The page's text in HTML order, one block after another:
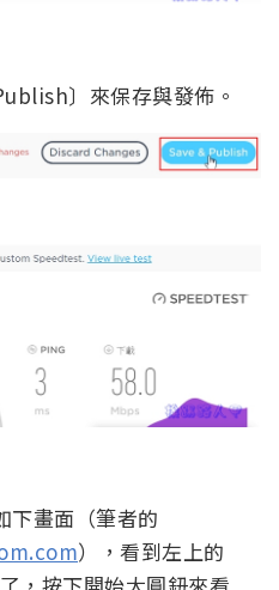
〕來保存與發佈。
下畫面（筆者的
），看到左上的